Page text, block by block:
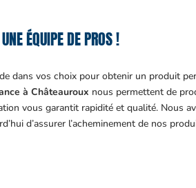
ÉQUIPE DE PROS !
dans vos choix pour obtenir un produit
à Châteauroux nous permettent de
vous garantit rapidité et qualité. Nous
d’assurer l’acheminement de nos